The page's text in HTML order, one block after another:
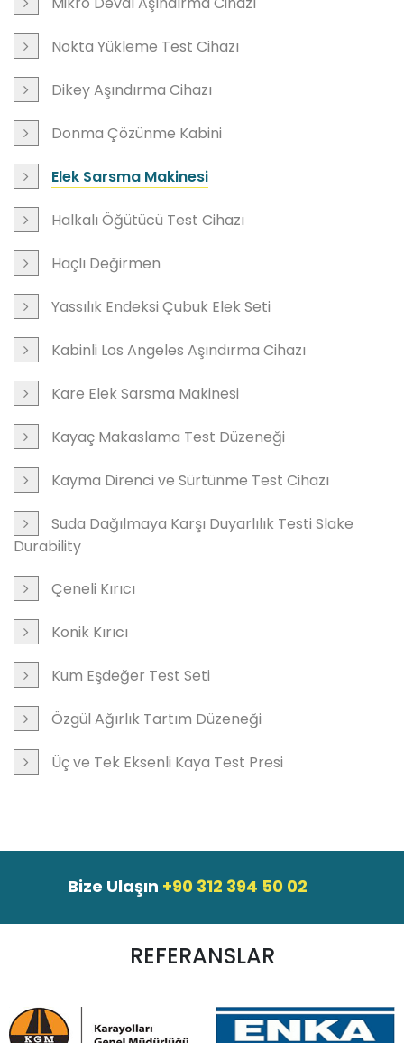
Nokta Yükleme Test Cihazı
Dikey Aşındırma Cihazı
Donma Çözünme Kabini
Elek Sarsma Makinesi
Halkalı Öğütücü Test Cihazı
Haçlı Değirmen
Yassılık Endeksi Çubuk Elek Seti
Kabinli Los Angeles Aşındırma Cihazı
Kare Elek Sarsma Makinesi
Kayaç Makaslama Test Düzeneği
Kayma Direnci ve Sürtünme Test Cihazı
Suda Dağılmaya Karşı Duyarlılık Testi Slake
Durability
Çeneli Kırıcı
Konik Kırıcı
Kum Eşdeğer Test Seti
Özgül Ağırlık Tartım Düzeneği
Üç ve Tek Eksenli Kaya Test Presi
Bize Ulaşın +90 312 394 50 02
REFERANSLAR